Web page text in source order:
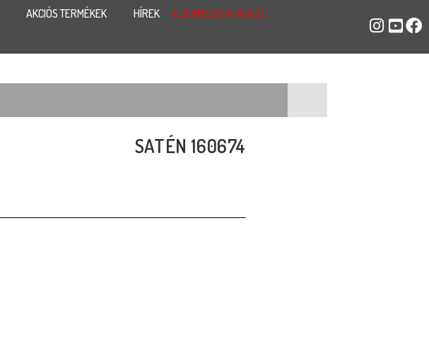
AKCIÓS TERMÉKEK HÍREK
EZERMESTER NEKED
SATÉN 160674